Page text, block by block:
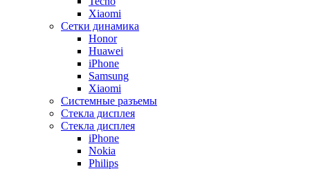
Xiaomi
Сетки динамика
Honor
Huawei
iPhone
Samsung
Xiaomi
Системные разъемы
Стекла дисплея
Стекла дисплея
iPhone
Nokia
Philips